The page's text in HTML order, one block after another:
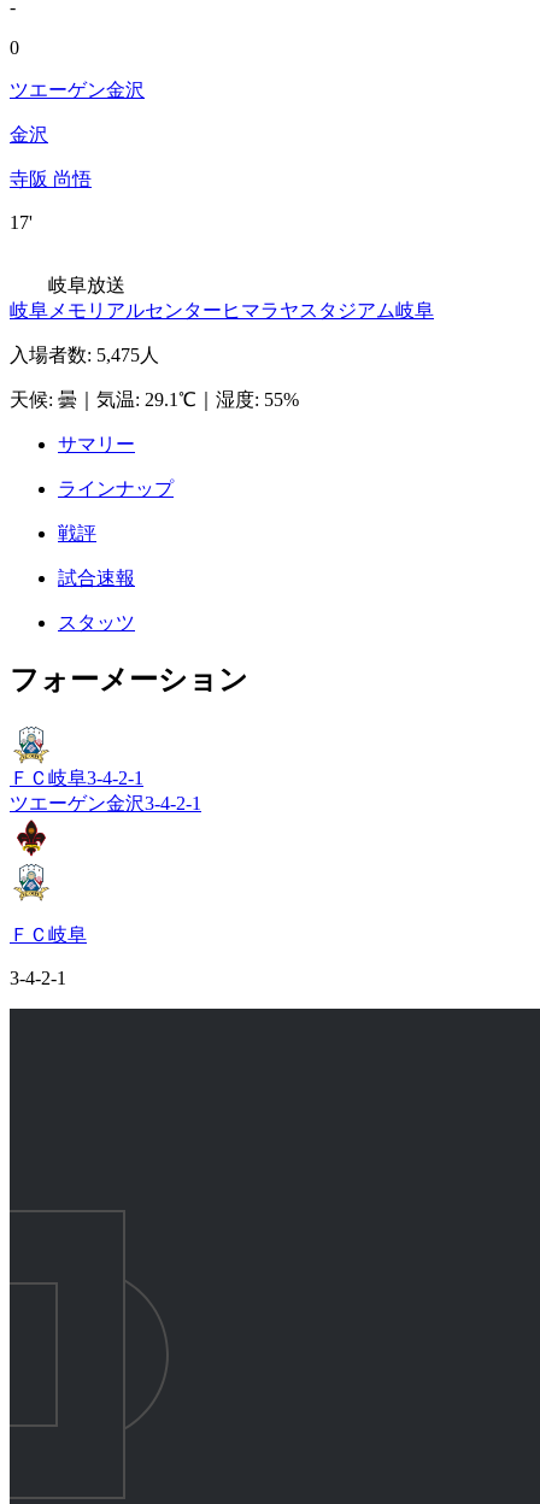
-
0
ツエーゲン金沢
金沢
寺阪 尚悟
17'
岐阜放送
岐阜メモリアルセンターヒマラヤスタジアム岐阜
入場者数: 5,475人
天候: 曇 気温: 29.1℃ 湿度: 55%
サマリー
ラインナップ
戦評
試合速報
スタッツ
フォーメーション
ＦＣ岐阜3-4-2-1
ツエーゲン金沢3-4-2-1
ＦＣ岐阜
3-4-2-1